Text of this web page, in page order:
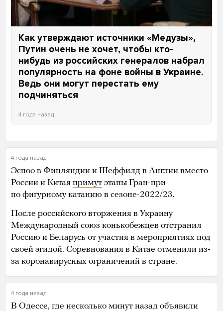
Как утверждают источники «Медузы»,
Путин очень не хочет, чтобы кто-
нибудь из российских генералов набрал
популярность на фоне войны в Украине.
Ведь они могут перестать ему
подчиняться
4 года назад
4 года назад
Эспоо в Финляндии и Шеффилд в Англии вместо
России и Китая примут этапы Гран-при
по фигурному катанию в сезоне-2022/23.
После российского вторжения в Украину
Международный союз конькобежцев отстранил
Россию и Беларусь от участия в мероприятиях под
своей эгидой. Соревнования в Китае отменили из-
за коронавирусных ограничений в стране.
4 года назад
В Одессе, где несколько минут назад объявили